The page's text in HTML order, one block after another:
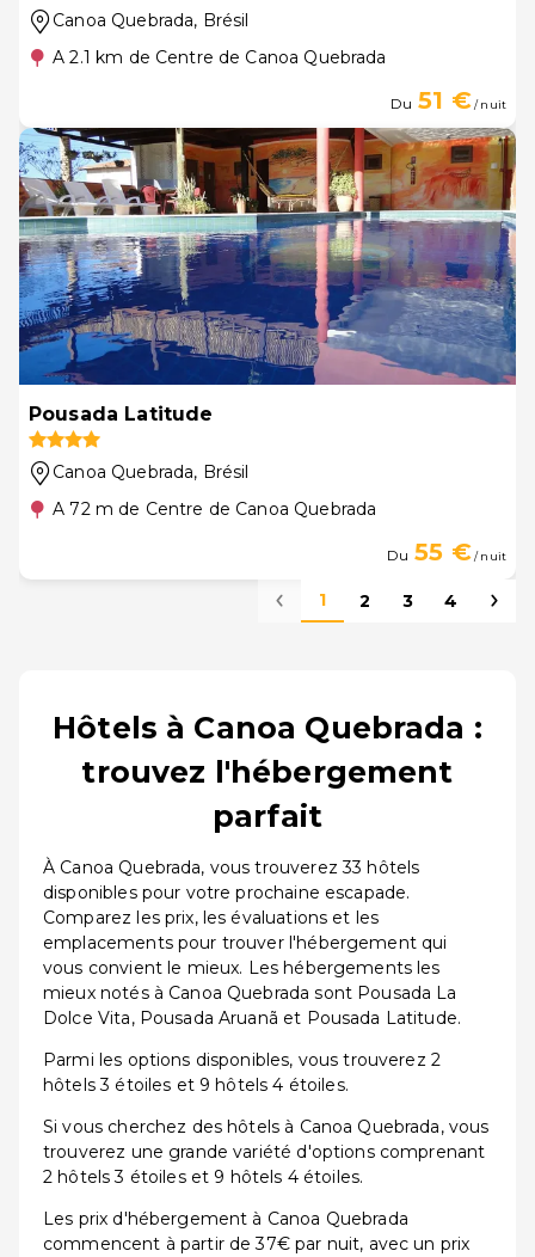
Canoa Quebrada, Brésil
A 2.1 km de Centre de Canoa Quebrada
Du 51 €/ nuit
Pousada Latitude
Canoa Quebrada, Brésil
A 72 m de Centre de Canoa Quebrada
Du 55 €/ nuit
1 2 3 4
Hôtels à Canoa Quebrada :
trouvez l'hébergement
parfait
À Canoa Quebrada, vous trouverez 33 hôtels
disponibles pour votre prochaine escapade.
Comparez les prix, les évaluations et les
emplacements pour trouver l'hébergement qui
vous convient le mieux. Les hébergements les
mieux notés à Canoa Quebrada sont Pousada La
Dolce Vita, Pousada Aruanã et Pousada Latitude.
Parmi les options disponibles, vous trouverez 2
hôtels 3 étoiles et 9 hôtels 4 étoiles.
Si vous cherchez des hôtels à Canoa Quebrada, vous
trouverez une grande variété d'options comprenant
2 hôtels 3 étoiles et 9 hôtels 4 étoiles.
Les prix d'hébergement à Canoa Quebrada
commencent à partir de 37€ par nuit, avec un prix